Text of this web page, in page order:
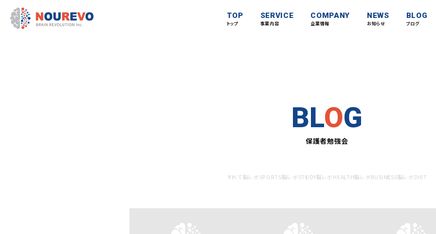
TOP
トップ
SERVICE
事業内容
COMPANY
企業情報
NEWS
お知らせ
BLOG
ブログ
BLOG
保護者勉強会
すべて 脳レボSPORTS脳レボSTUDY脳レボHEALTH脳レボBUSINESS脳レボDIET